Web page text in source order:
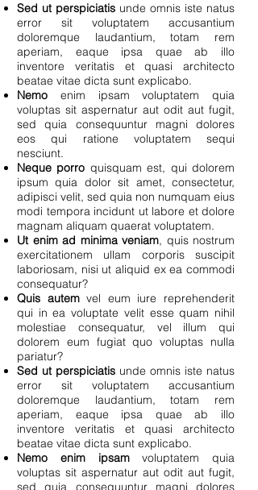
Sed ut perspiciatis unde omnis iste natus
error sit voluptatem accusantium
doloremque laudantium, totam rem
aperiam, eaque ipsa quae ab illo
inventore veritatis et quasi architecto
beatae vitae dicta sunt explicabo.
Nemo enim ipsam voluptatem quia
voluptas sit aspernatur aut odit aut fugit,
sed quia consequuntur magni dolores
eos qui ratione voluptatem sequi
nesciunt.
Neque porro quisquam est, qui dolorem
ipsum quia dolor sit amet, consectetur,
adipisci velit, sed quia non numquam eius
modi tempora incidunt ut labore et dolore
magnam aliquam quaerat voluptatem.
Ut enim ad minima veniam, quis nostrum
exercitationem ullam corporis suscipit
laboriosam, nisi ut aliquid ex ea commodi
consequatur?
Quis autemvel eum iure reprehenderit
qui in ea voluptate velit esse quam nihil
molestiae consequatur, vel illum qui
dolorem eum fugiat quo voluptas nulla
pariatur?
Sed ut perspiciatis unde omnis iste natus
error sit voluptatem accusantium
doloremque laudantium, totam rem
aperiam, eaque ipsa quae ab illo
inventore veritatis et quasi architecto
beatae vitae dicta sunt explicabo.
Nemo enim ipsamvoluptatem quia
voluptas sit aspernatur aut odit aut fugit,
sed quia consequuntur magni dolores